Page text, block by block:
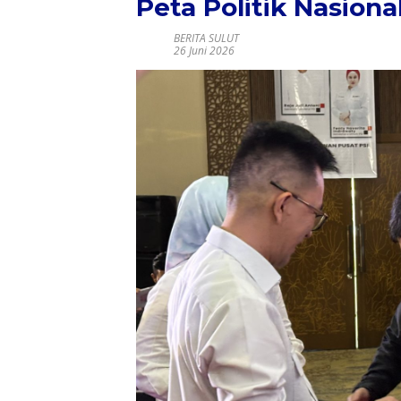
Peta Politik
BERITA SULUT
26 Juni 2026